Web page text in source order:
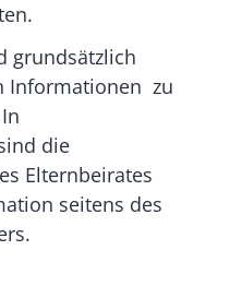
grundsätzlich
Informationen zu
die
Elternbeirates
seitens des